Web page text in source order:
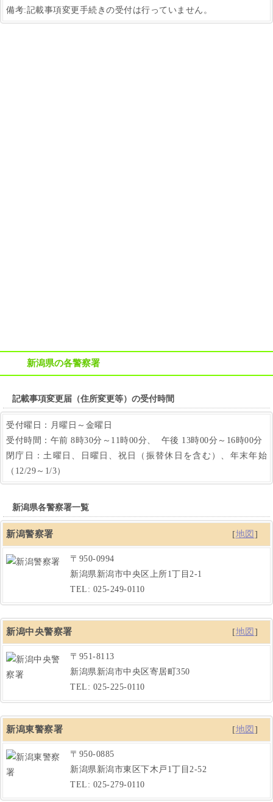
備考:記載事項変更手続きの受付は行っていません。
新潟県の各警察署
記載事項変更届（住所変更等）の受付時間
受付曜日：月曜日～金曜日
受付時間：午前 8時30分～11時00分、 午後 13時00分～16時00分
閉庁日：土曜日、日曜日、祝日（振替休日を含む）、年末年始
（12/29～1/3）
新潟県各警察署一覧
新潟警察署 [地図 ]
〒950-0994
新潟県新潟市中央区上所1丁目2-1
TEL: 025-249-0110
新潟中央警察署 [地図 ]
〒951-8113
新潟県新潟市中央区寄居町350
TEL: 025-225-0110
新潟東警察署 [地図 ]
〒950-0885
新潟県新潟市東区下木戸1丁目2-52
TEL: 025-279-0110